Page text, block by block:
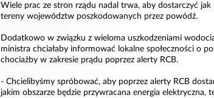
Wiele prac ze stron rządu nadal trwa, aby dostarczyć jak
tereny województw poszkodowanych przez powódź.
Dodatkowo w związku z wieloma uszkodzeniami
ministra chciałaby informować lokalne społeczności o
chociażby w zakresie prądu poprzez alerty RCB.
- Chcielibyśmy spróbować, aby poprzez alerty RCB
jakim obszarze będzie przywracana energia elektryczna,